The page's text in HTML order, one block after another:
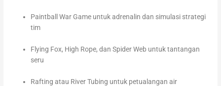
Paintball War Game untuk adrenalin dan simulasi strategi
tim
Flying Fox, High Rope, dan Spider Web untuk tantangan
seru
Rafting atau River Tubing untuk petualangan air